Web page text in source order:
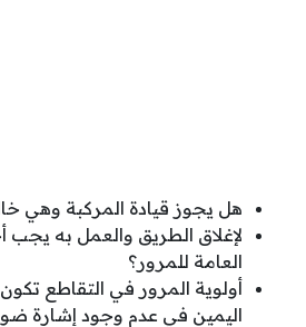
هل يجوز قيادة المركبة وهي
لإغلاق الطريق والعمل به يجب
العامة للمرور؟
أولوية المرور في التقاطع
اليمين في عدم وجود إشارة